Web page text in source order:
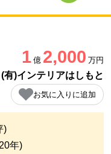
1 億 2,000 万円
(有)インテリアはしもと
お気に入りに追加
)
年)